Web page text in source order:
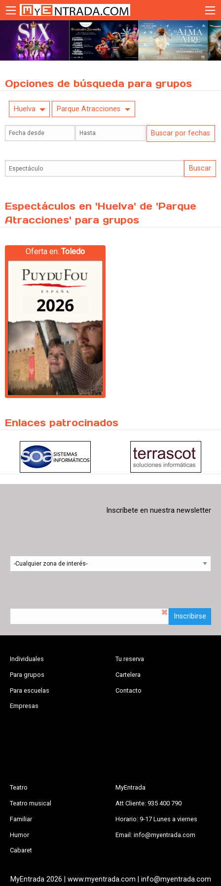
Opciones de búsqueda para grupos
Huelva Parque Atracciones
Espectáculos en 'Huelva' de 'Parque
Atracciones' para grupos
Oferta en: Toledo
Enlaces patrocinados
Inscríbete en nuestra newsletter
Inscribirse
Individuales
Para grupos
Para escuelas
Empresas
Tu reserva
Cartelera
Contacto
Teatro
Teatro musical
Familiar
Humor
Cabaret
MyEntrada
Att Cliente: 935 400 790
Horario: 9-17 Lunes a viernes
Email: info@myentrada.com
MyEntrada 2026 | www.myentrada.com | info@myentrada.com